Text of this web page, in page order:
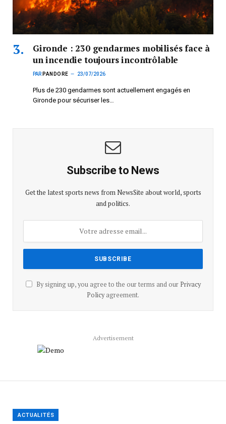
Gironde : 230 gendarmes mobilisés face à
un incendie toujours incontrôlable
PAR PANDORE 23/07/2026
Plus de 230 gendarmes sont actuellement engagés en
Gironde pour sécuriser les…
Subscribe to News
Get the latest sports news from NewsSite about world, sports
and politics.
By signing up, you agree to the our terms and our Privacy
Policyagreement.
Advertisement
ACTUALITÉS